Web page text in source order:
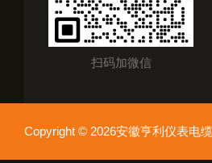
扫码加微信
Copyright © 2026安徽亨利仪表电